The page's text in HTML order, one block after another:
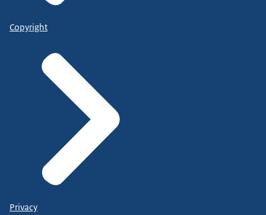
Copyright
Privacy